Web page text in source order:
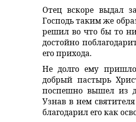
Отец вскоре выдал
Господь таким же
решил во что бы то ни
достойно
его прихода.
Не долго ему
добрый пастырь
поспешно вышел из
Узнав в нем
благодарил его как